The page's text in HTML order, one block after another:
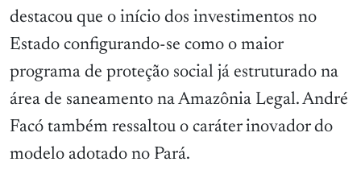
destacou que o início dos investimentos no
Estado configurando-se como o maior
programa de proteção social já estruturado na
área de saneamento na Amazônia Legal. André
Facó também ressaltou o caráter inovador do
modelo adotado no Pará.